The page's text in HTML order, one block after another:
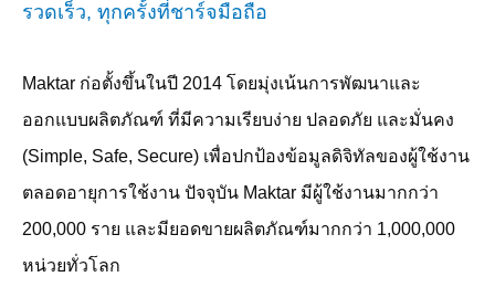
Maktar ก่อตั้งขึ้นในปี 2014 โดยมุ่งเน้นการพัฒนาและ
ออกแบบผลิตภัณฑ์ ที่มีความเรียบง่าย ปลอดภัย และมั่นคง
(Simple, Safe, Secure) เพื่อปกป้องข้อมูลดิจิทัลของผู้ใช้งาน
ตลอดอายุการใช้งาน ปัจจุบัน Maktar มีผู้ใช้งานมากกว่า
200,000 ราย และมียอดขายผลิตภัณฑ์มากกว่า 1,000,000
หน่วยทั่วโลก